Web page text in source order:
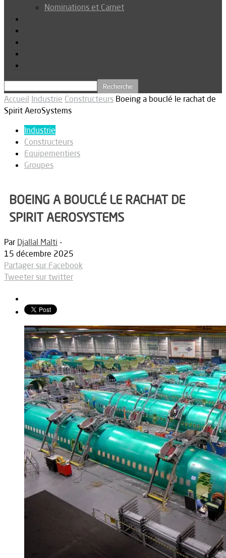
Nominations et Carnet
Accueil Industrie Constructeurs Boeing a bouclé le rachat de
Spirit AeroSystems
Industrie
Constructeurs
Equipementiers
Groupes
BOEING A BOUCLÉ LE RACHAT DE
SPIRIT AEROSYSTEMS
Par Djallal Malti -
15 décembre 2025
Partager sur Facebook
Tweeter sur twitter